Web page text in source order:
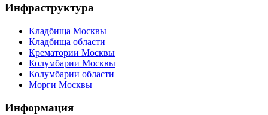
Инфраструктура
Кладбища Москвы
Кладбища области
Крематории Москвы
Колумбарии Москвы
Колумбарии области
Морги Москвы
Информация